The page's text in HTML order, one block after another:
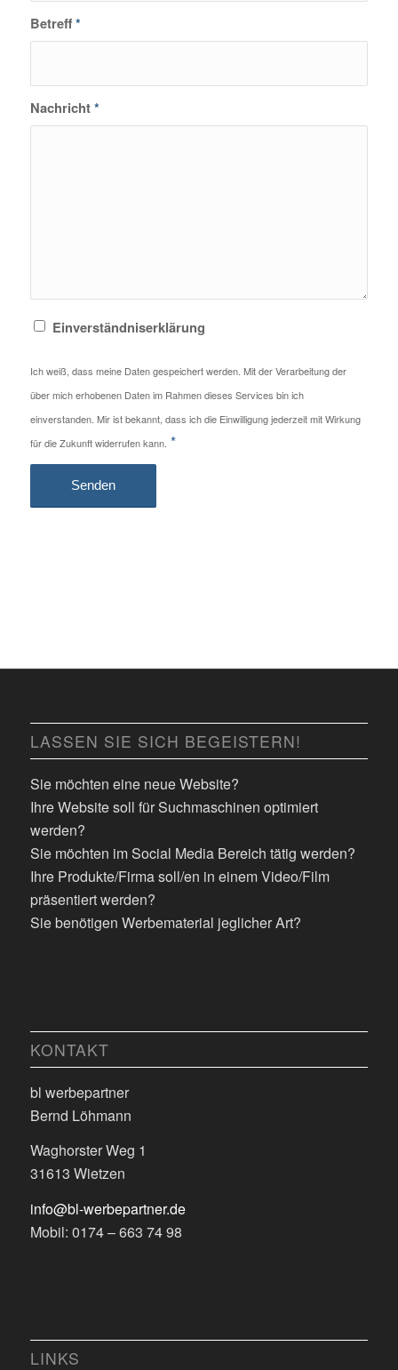
Betreff*
Nachricht*
Einverständniserklärung
Ich weiß, dass meine Daten gespeichert werden. Mit der Verarbeitung der
über mich erhobenen Daten im Rahmen dieses Services bin ich
einverstanden. Mir ist bekannt, dass ich die Einwilligung jederzeit mit Wirkung
für die Zukunft widerrufen kann. *
LASSEN SIE SICH BEGEISTERN!
Sie möchten eine neue Website?
Ihre Website soll für Suchmaschinen optimiert
werden?
Sie möchten im Social Media Bereich tätig werden?
Ihre Produkte/Firma soll/en in einem Video/Film
präsentiert werden?
Sie benötigen Werbematerial jeglicher Art?
KONTAKT
bl werbepartner
Bernd Löhmann
Waghorster Weg 1
31613 Wietzen
info@bl-werbepartner.de
Mobil: 0174 – 663 74 98
LINKS